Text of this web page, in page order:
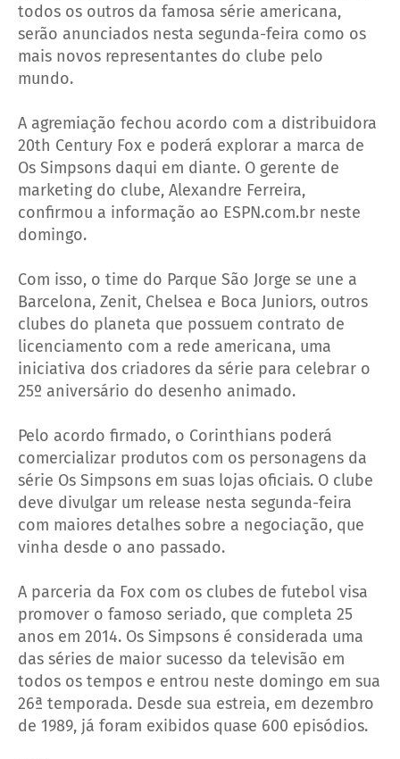
todos os outros da famosa série americana,
serão anunciados nesta segunda-feira como os
mais novos representantes do clube pelo
mundo.
A agremiação fechou acordo com a distribuidora
20th Century Fox e poderá explorar a marca de
Os Simpsons daqui em diante. O gerente de
marketing do clube, Alexandre Ferreira,
confirmou a informação ao ESPN.com.br neste
domingo.
Com isso, o time do Parque São Jorge se une a
Barcelona, Zenit, Chelsea e Boca Juniors, outros
clubes do planeta que possuem contrato de
licenciamento com a rede americana, uma
iniciativa dos criadores da série para celebrar o
25º aniversário do desenho animado.
Pelo acordo firmado, o Corinthians poderá
comercializar produtos com os personagens da
série Os Simpsons em suas lojas oficiais. O clube
deve divulgar um release nesta segunda-feira
com maiores detalhes sobre a negociação, que
vinha desde o ano passado.
A parceria da Fox com os clubes de futebol visa
promover o famoso seriado, que completa 25
anos em 2014. Os Simpsons é considerada uma
das séries de maior sucesso da televisão em
todos os tempos e entrou neste domingo em sua
26ª temporada. Desde sua estreia, em dezembro
de 1989, já foram exibidos quase 600 episódios.